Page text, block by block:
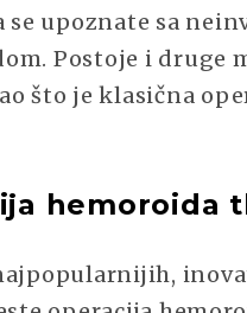
se upoznate sa
Postoje i druge
što je klasična
hemoroida